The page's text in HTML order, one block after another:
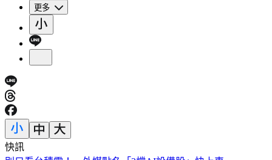
更多
快訊